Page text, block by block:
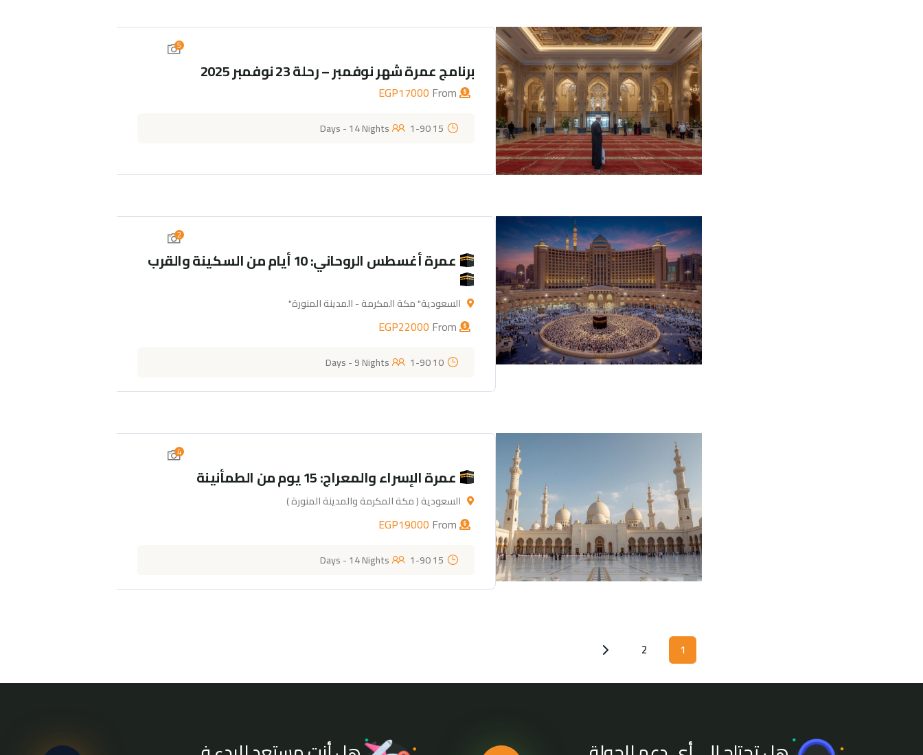
5
برنامج عمرة شهر نوفمبر – رحلة 23 نوفمبر 2025
EGP17000
15 Days - 14 Nights
1-90
2
عمرة أغسطس الروحاني: 10 أيام من السكينة والقرب
السعودية" مكة المكرمة - المدينة المنورة"
EGP22000
10 Days - 9 Nights
1-90
4
عمرة الإسراء والمعراج: 15 يوم من الطمأنينة
السعودية ( مكة المكرمة والمدينة المنورة )
EGP19000
15 Days - 14 Nights
1-90
1
2